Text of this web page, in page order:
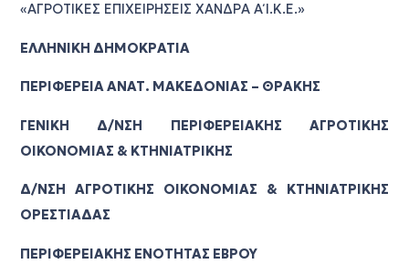
«ΑΓΡΟΤΙΚΕΣ ΕΠΙΧΕΙΡΗΣΕΙΣ ΧΑΝΔΡΑ Α΄ Ι.Κ.Ε.»
ΕΛΛΗΝΙΚΗ ΔΗΜΟΚΡΑΤΙΑ
ΠΕΡΙΦΕΡΕΙΑ ΑΝΑΤ. ΜΑΚΕΔΟΝΙΑΣ – ΘΡΑΚΗΣ
ΓΕΝΙΚΗ Δ/ΝΣΗ ΠΕΡΙΦΕΡΕΙΑΚΗΣ ΑΓΡΟΤΙΚΗΣ
ΟΙΚΟΝΟΜΙΑΣ & ΚΤΗΝΙΑΤΡΙΚΗΣ
Δ/ΝΣΗ ΑΓΡΟΤΙΚΗΣ ΟΙΚΟΝΟΜΙΑΣ & ΚΤΗΝΙΑΤΡΙΚΗΣ
ΟΡΕΣΤΙΑΔΑΣ
ΠΕΡΙΦΕΡΕΙΑΚΗΣ ΕΝΟΤΗΤΑΣ ΕΒΡΟΥ